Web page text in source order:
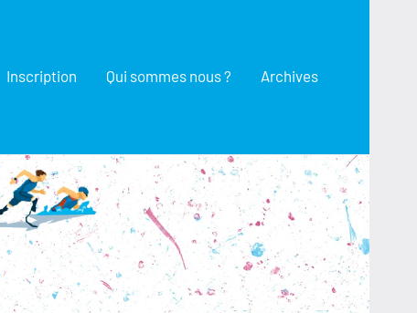
Inscription Qui sommes nous ? Archives